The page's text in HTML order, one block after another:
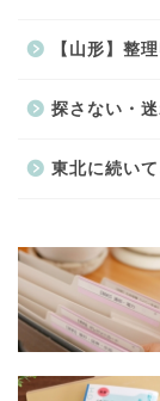
【山形】整
探さない・
東北に続い